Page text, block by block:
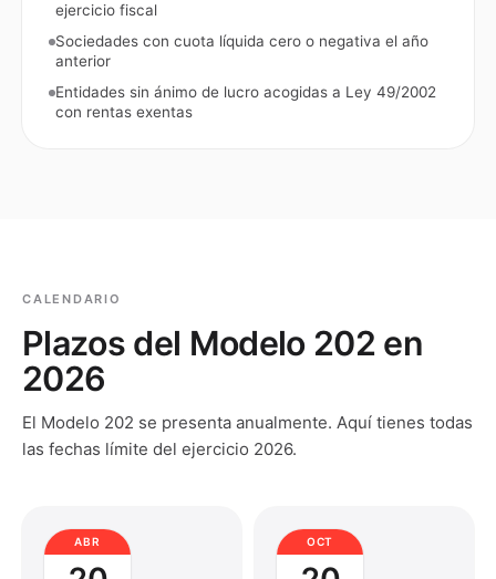
ejercicio fiscal
Sociedades con cuota líquida cero o negativa el año
anterior
Entidades sin ánimo de lucro acogidas a Ley 49/2002
con rentas exentas
CALENDARIO
Plazos del Modelo 202en
2026
El Modelo 202 se presenta anualmente. Aquí tienes todas
las fechas límite del ejercicio 2026.
ABR OCT